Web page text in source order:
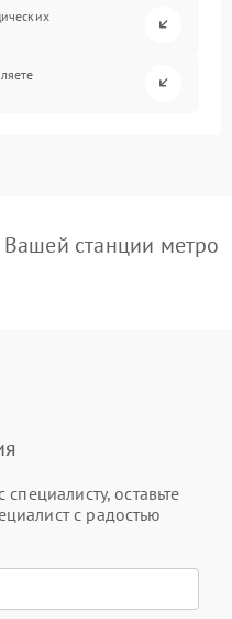
станции метро
оставьте
с радостью